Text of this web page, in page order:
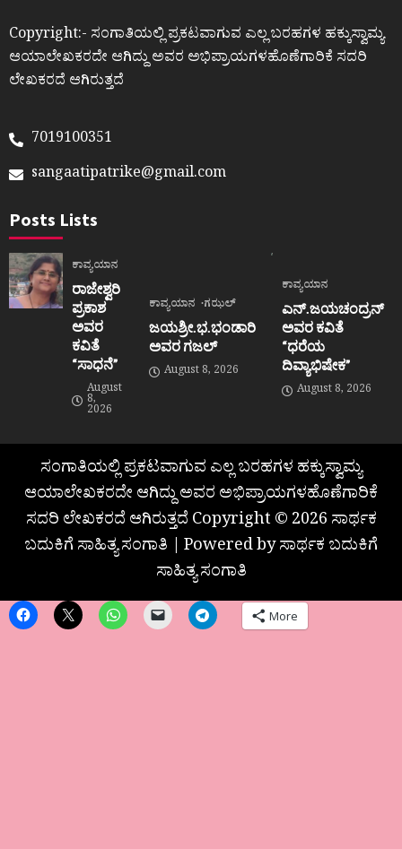
Copyright:- ಸಂಗಾತಿಯಲ್ಲಿ ಪ್ರಕಟವಾಗುವ ಎಲ್ಲ ಬರಹಗಳ ಹಕ್ಕುಸ್ವಾಮ್ಯ
ಆಯಾಲೇಖಕರದೇ ಆಗಿದ್ದು ಅವರ ಅಭಿಪ್ರಾಯಗಳಹೊಣೆಗಾರಿಕೆ ಸದರಿ
ಲೇಖಕರದೆ ಆಗಿರುತ್ತದೆ
7019100351
sangaatipatrike@gmail.com
Posts Lists
ಕಾವ್ಯಯಾನ
ರಾಜೇಶ್ವರಿ
ಪ್ರಕಾಶ
ಅವರ
ಕವಿತೆ
“ಸಾಧನೆ”
August
8,
2026
ಕಾವ್ಯಯಾನ ಗಝಲ್
ಜಯಶ್ರೀ.ಭ.ಭಂಡಾರಿ
ಅವರ ಗಜಲ್
August 8, 2026
ಕಾವ್ಯಯಾನ
ಎನ್.ಜಯಚಂದ್ರನ್
ಅವರ ಕವಿತೆ
“ಧರೆಯ
ದಿವ್ಯಾಭಿಷೇಕ”
August 8, 2026
ಸಂಗಾತಿಯಲ್ಲಿ ಪ್ರಕಟವಾಗುವ ಎಲ್ಲ ಬರಹಗಳ ಹಕ್ಕುಸ್ವಾಮ್ಯ
ಆಯಾಲೇಖಕರದೇ ಆಗಿದ್ದು ಅವರ ಅಭಿಪ್ರಾಯಗಳಹೊಣೆಗಾರಿಕೆ
ಸದರಿ ಲೇಖಕರದೆ ಆಗಿರುತ್ತದೆ Copyright © 2026 ಸಾರ್ಥಕ
ಬದುಕಿಗೆ ಸಾಹಿತ್ಯ ಸಂಗಾತಿ | Powered by ಸಾರ್ಥಕ ಬದುಕಿಗೆ
ಸಾಹಿತ್ಯ ಸಂಗಾತಿ
More